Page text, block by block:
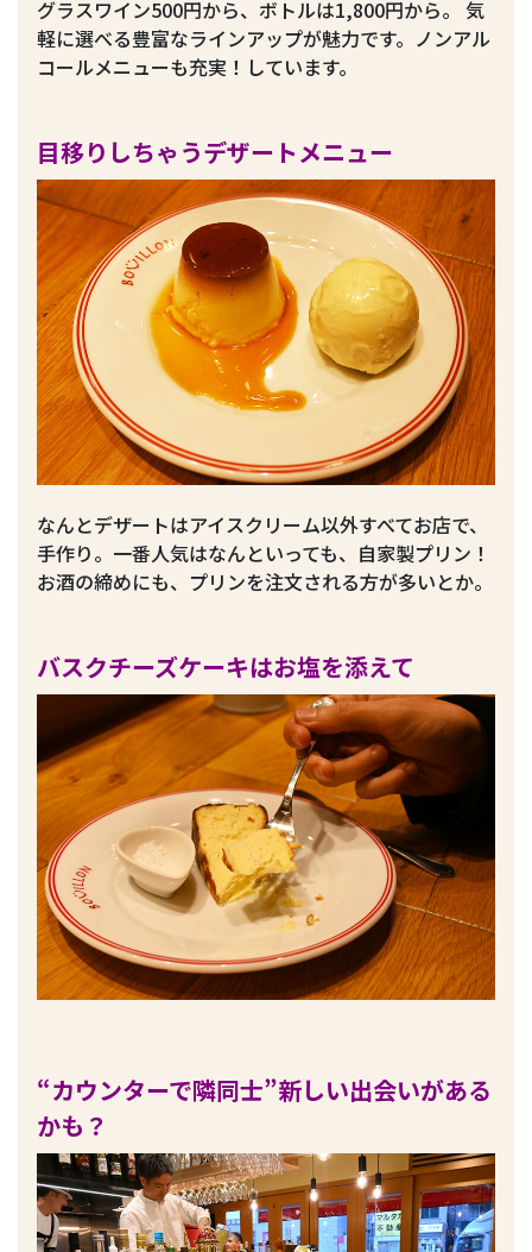
グラスワイン500円から、ボトルは1,800円から。 気
軽に選べる豊富なラインアップが魅力です。ノンアル
コールメニューも充実！しています。
目移りしちゃうデザートメニュー
なんとデザートはアイスクリーム以外すべてお店で、
手作り。一番人気はなんといっても、自家製プリン！
お酒の締めにも、プリンを注文される方が多いとか。
バスクチーズケーキはお塩を添えて
“カウンターで隣同士”新しい出会いがある
かも？